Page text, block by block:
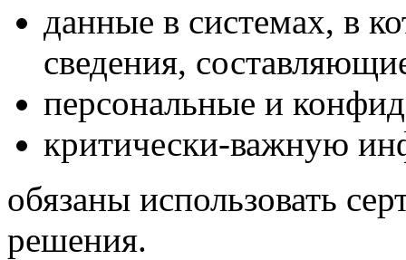
данные в системах, в
сведения,
персональные и
критически-важную
обязаны использовать
решения.